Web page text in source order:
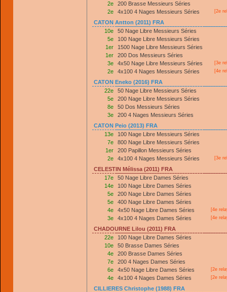
2e
200 Brasse Messieurs Séries
2e
4x100 4 Nages Messieurs Séries [2e
CATON Antton (2011) FRA
10e
50 Nage Libre Messieurs Séries
5e
100 Nage Libre Messieurs Séries
1er
1500 Nage Libre Messieurs Séries
1er
200 Dos Messieurs Séries
3e
4x50 Nage Libre Messieurs Séries [3e
2e 4x100 4 Nages Messieurs Séries [4e
CATON Eneko (2016) FRA
22e
50 Nage Libre Messieurs Séries
5e
200 Nage Libre Messieurs Séries
8e
50 Dos Messieurs Séries
3e
200 4 Nages Messieurs Séries
CATON Peio (2013) FRA
13e
100 Nage Libre Messieurs Séries
7e
800 Nage Libre Messieurs Séries
1er
200 Papillon Messieurs Séries
2e
4x100 4 Nages Messieurs Séries [3e
CELESTIN Mélissa (2011) FRA
17e
50 Nage Libre Dames Séries
14e
100 Nage Libre Dames Séries
5e
200 Nage Libre Dames Séries
5e
400 Nage Libre Dames Séries
4e
4x50 Nage Libre Dames Séries [4e
3e 4x100 4 Nages Dames Séries [4e
CHADOURNE Lilou (2011) FRA
22e
100 Nage Libre Dames Séries
10e
50 Brasse Dames Séries
4e
200 Brasse Dames Séries
7e
200 4 Nages Dames Séries
6e
4x50 Nage Libre Dames Séries [2e
4e 4x100 4 Nages Dames Séries [2e
CILLIERES Christophe (1988) FRA